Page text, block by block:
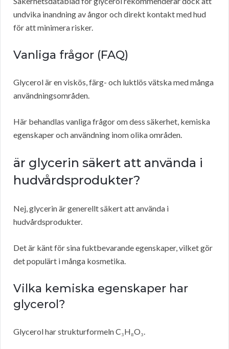
undvika inandning av ångor och direkt kontakt med hud
för att minimera risker.
Vanliga frågor (FAQ)
Glycerol är en viskös, färg- och luktlös vätska med många
användningsområden.
Här behandlas vanliga frågor om dess säkerhet, kemiska
egenskaper och användning inom olika områden.
är glycerin säkert att använda i
hudvårdsprodukter?
Nej, glycerin är generellt säkert att använda i
hudvårdsprodukter.
Det är känt för sina fuktbevarande egenskaper, vilket gör
det populärt i många kosmetika.
Vilka kemiska egenskaper har
glycerol?
Glycerol har strukturformeln C₃H₈O₃.